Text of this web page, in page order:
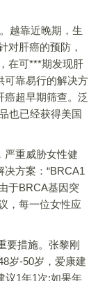
越靠近晚期，生
对肝癌的预防，
在可***期发现肝
可靠易行的解决方
癌超早期筛查。泛
也已经获得美国
重威胁女性健
方案：“BRCA1
于BRCA基因突
，每一位女性应
措施。张黎刚
岁-50岁，爱康建
议1年1次;如果年